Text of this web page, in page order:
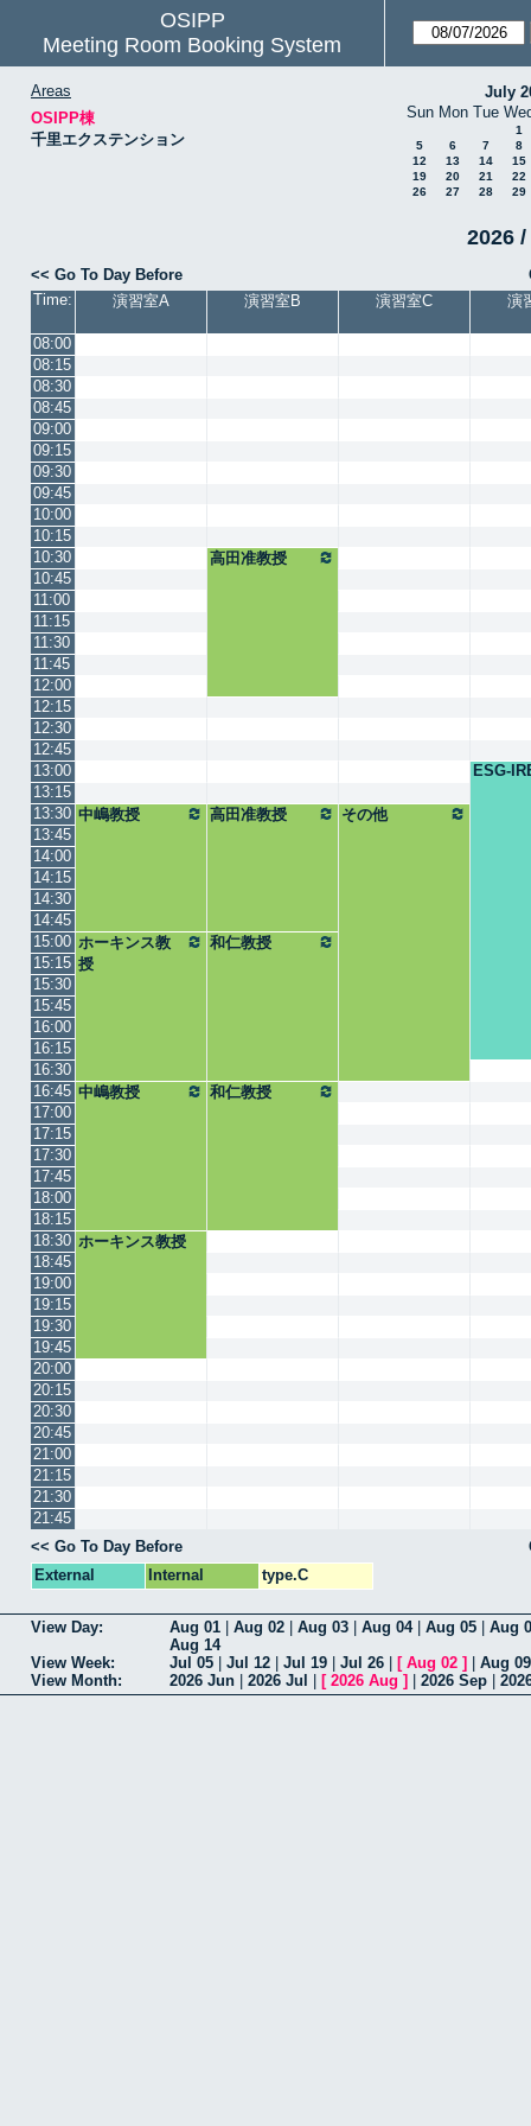
OSIPP
Meeting Room Booking System
Areas
OSIPP棟
千里エクステンション
July
Sun Mon Tue
1
5
6 7
8
12
13 14
15
19
20 21
22
26
27 28 29
2026
<< Go To Day Before
Time:
演習室A 演習室B 演習室C 演
08:00
08:15
08:30
08:45
09:00
09:15
09:30
09:45
10:00
10:15
10:30
高田准教授
10:45
11:00
11:15
11:30
11:45
12:00
12:15
12:30
12:45
13:00
ESG-
13:15
13:30 中嶋教授 高田准教授
その他
13:45
14:00
14:15
14:30
14:45
15:00 ホーキンス教
授
和仁教授
15:15
15:30
15:45
16:00
16:15
16:30
16:45 中嶋教授
和仁教授
17:00
17:15
17:30
17:45
18:00
18:15
18:30 ホーキンス教授
18:45
19:00
19:15
19:30
19:45
20:00
20:15
20:30
20:45
21:00
21:15
21:30
21:45
<< Go To Day Before
External
Internal type.C
View Day: Aug 01 Aug 02 Aug 03 Aug 04| Aug 05
Aug
Aug 14
View Week:
Jul 05 Jul 12 Jul 19 Jul 26 [ Aug 02 ]
Aug 09
View Month:
2026 Jun 2026 Jul [ 2026 Aug ] 2026 Sep